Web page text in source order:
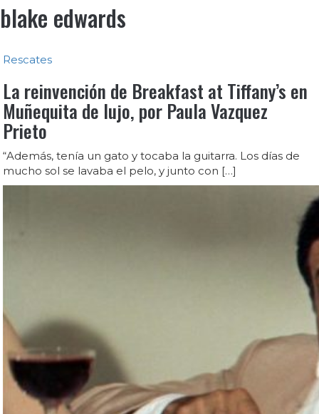
blake edwards
Rescates
La reinvención de Breakfast at Tiffany’s en
Muñequita de lujo, por Paula Vazquez
Prieto
“Además, tenía un gato y tocaba la guitarra. Los días de
mucho sol se lavaba el pelo, y junto con […]